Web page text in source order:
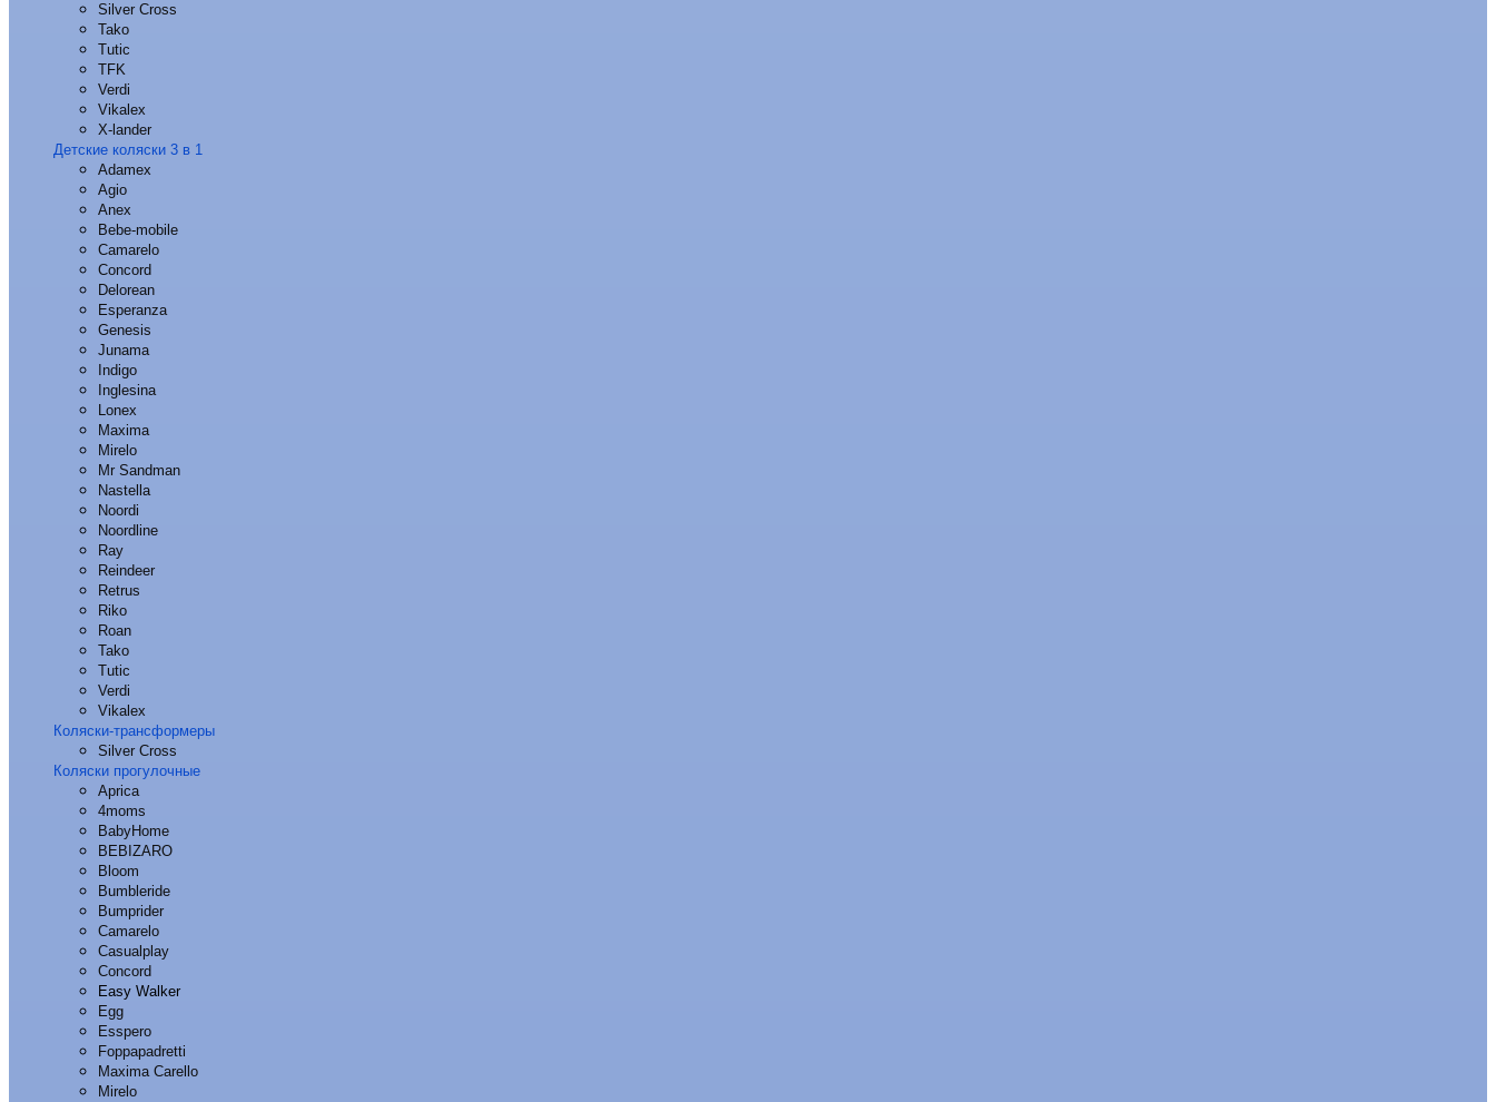
Silver Cross
Tako
Tutic
TFK
Verdi
Vikalex
X-lander
Детские коляски 3 в 1
Adamex
Agio
Anex
Bebe-mobile
Camarelo
Concord
Delorean
Esperanza
Genesis
Junama
Indigo
Inglesina
Lonex
Maxima
Mirelo
Mr Sandman
Nastella
Noordi
Noordline
Ray
Reindeer
Retrus
Riko
Roan
Tako
Tutic
Verdi
Vikalex
Коляски-трансформеры
Silver Cross
Коляски прогулочные
Aprica
4moms
BabyHome
BEBIZARO
Bloom
Bumbleride
Bumprider
Camarelo
Casualplay
Concord
Easy Walker
Egg
Esspero
Foppapadretti
Maxima Carello
Mirelo